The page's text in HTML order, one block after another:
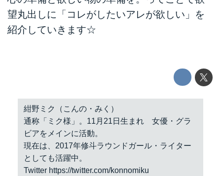
望丸出しに「コレがしたいアレが欲しい」を
紹介していきます☆
紺野ミク（こんの・みく）
通称「ミク様」。11月21日生まれ 女優・グラ
ビアをメインに活動。
現在は、2017年修斗ラウンドガール・ライター
としても活躍中。
Twitter https://twitter.com/konnomiku